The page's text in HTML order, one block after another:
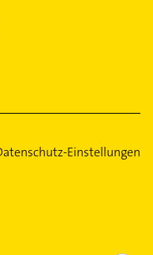
Einstellungen